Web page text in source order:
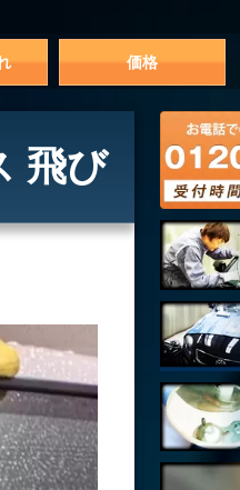
価格
飛び